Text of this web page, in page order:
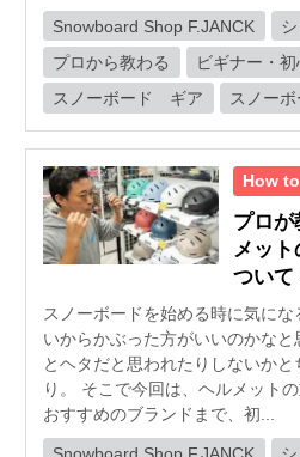
Snowboard Shop F.JANCK
プロから教わる
ビギナー・
スノーボード ギア
スノー
How to
プロが
メッ
ついて
スノーボードを始める時に気に
いからかぶった方がいいのかな
とヘタだと思われたりしないか
り。 そこで今回は、ヘルメット
おすすめのブランドまで、初...
Snowboard Shop F.JANCK